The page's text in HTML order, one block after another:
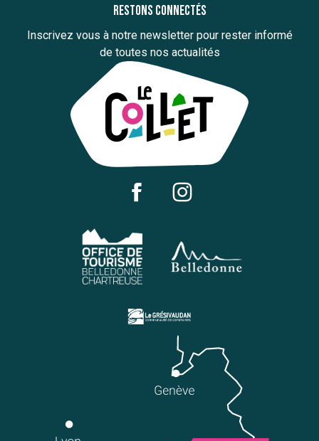
Restons connectés
Inscrivez vous à notre newsletter pour rester informé
de toutes nos actualités